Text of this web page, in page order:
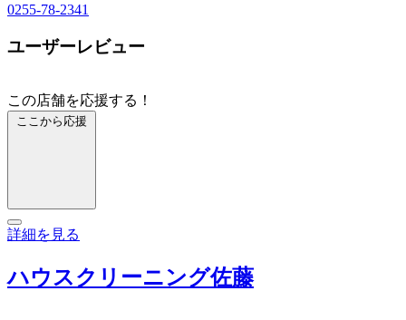
0255-78-2341
ユーザーレビュー
この店舗を応援する！
ここから応援
詳細を見る
ハウスクリーニング佐藤